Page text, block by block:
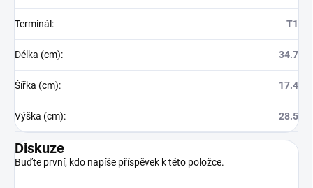
Terminál : T1
Délka (cm): 34.7
Šířka (cm): 17.4
Výška (cm): 28.5
Diskuze
Buďte první, kdo napíše příspěvek k této položce.